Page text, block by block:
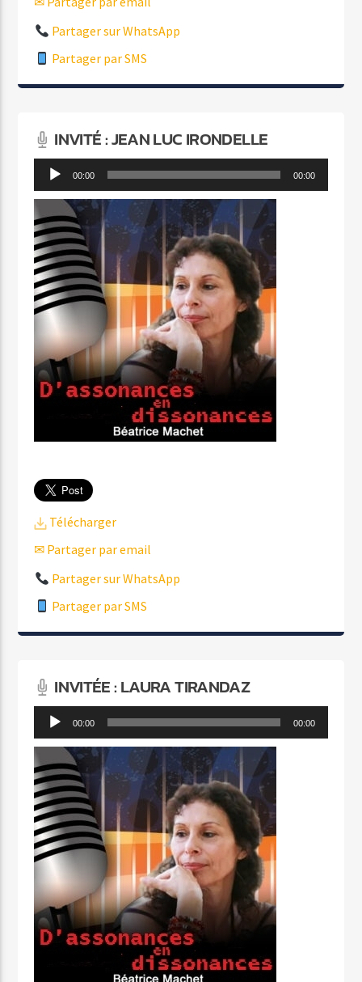
Partager sur WhatsApp
Partager par SMS
INVITÉ : JEAN LUC IRONDELLE
Lecteur
audio
00:00 00:00
Télécharger
✉ Partager par email
Partager sur WhatsApp
Partager par SMS
INVITÉE : LAURA TIRANDAZ
Lecteur
audio
00:00 00:00